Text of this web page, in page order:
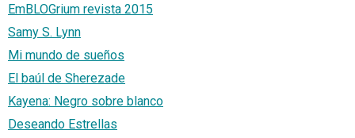
EmBLOGrium revista 2015
Samy S. Lynn
Mi mundo de sueños
El baúl de Sherezade
Kayena: Negro sobre blanco
Deseando Estrellas